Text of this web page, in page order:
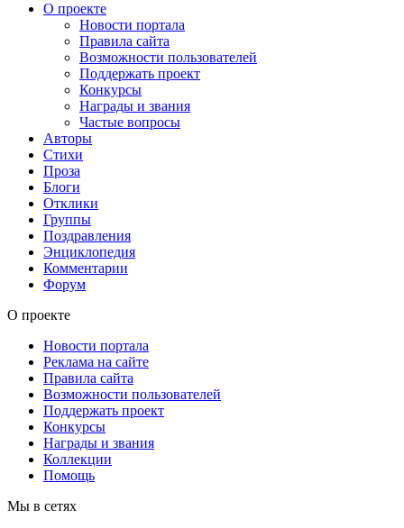
О проекте
Новости портала
Правила сайта
Возможности пользователей
Поддержать проект
Конкурсы
Награды и звания
Частые вопросы
Авторы
Стихи
Проза
Блоги
Отклики
Группы
Поздравления
Энциклопедия
Комментарии
Форум
О проекте
Новости портала
Реклама на сайте
Правила сайта
Возможности пользователей
Поддержать проект
Конкурсы
Награды и звания
Коллекции
Помощь
Мы в сетях